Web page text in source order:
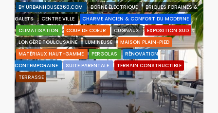
BY URBANHOUSE360.COM BORNE ÉLECTRIQUE
BRIQUES FORAINES &
GALETS
CENTRE VILLE
CHARME ANCIEN & CONFORT DU MODERNE
CLIMATISATION
COUP DE COEUR CUGNAUX
EXPOSITION SUD
LONGÈRE TOULOUSAINE
LUMINEUSE
MAISON PLAIN-PIED
MATÉRIAUX HAUT-GAMME
PERGOLAS
RÉNOVATION
CONTEMPORAINE
SUITE PARENTALE
TERRAIN CONSTRUCTIBLE
TERRASSE